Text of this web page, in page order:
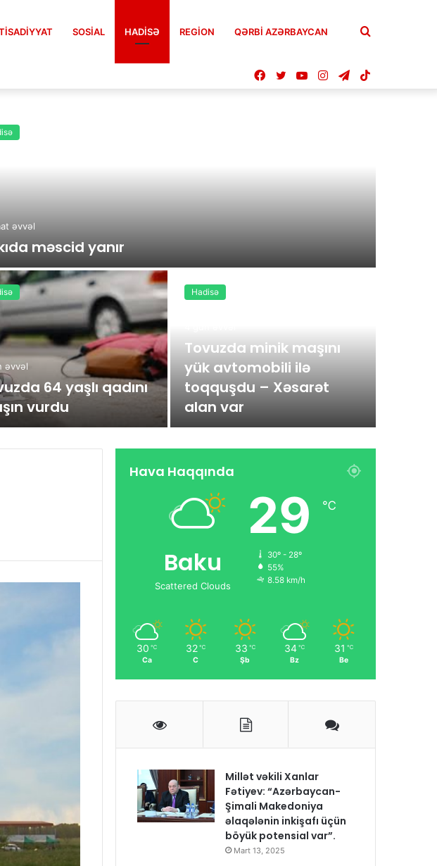
SOSIAL HADISƏ REGION QƏRBİ AZƏRBAYCAN Axtar
Telegram
Instagram
YouTube
Twitter
Facebook
əvvəl
məscid yanır
əvvəl
64 yaşlı qadını
vurdu
Hadisə
Tovuzda minik maşını
yük avtomobili ilə
toqquşdu – Xəsarət
alan var
Hava Haqqında
Baku
Scattered Clouds
29 ℃
30º - 28º
55%
8.58 km/h
30 ℃
Ca
32 ℃
C
33 ℃
Şb
34 ℃
Bz
31 ℃
Be
Millət vəkili Xanlar
Fətiyev: “Azərbaycan-
Şimali Makedoniya
əlaqələnin inkişafı üçün
böyük potensial var”.
Mart 13, 2025